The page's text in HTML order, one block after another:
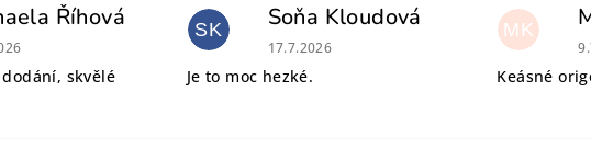
Říhová
obchodu je 5 z 5 hvězdiček.
skvělé
SK Soňa Kloudová
Hodnocení obchodu je 5 z 5 hvězdiček.
17.7.2026
Je to moc hezké.
MK
Keásné